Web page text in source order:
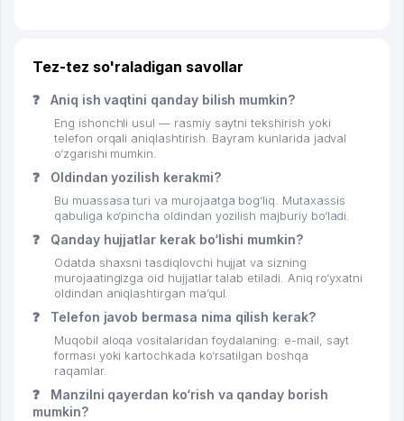
Tez-tez so'raladigan savollar
❓ Aniq ish vaqtini qanday bilish mumkin?
Eng ishonchli usul — rasmiy saytni tekshirish yoki
telefon orqali aniqlashtirish. Bayram kunlarida jadval
o‘zgarishi mumkin.
❓ Oldindan yozilish kerakmi?
Bu muassasa turi va murojaatga bog‘liq. Mutaxassis
qabuliga ko‘pincha oldindan yozilish majburiy bo‘ladi.
❓ Qanday hujjatlar kerak bo‘lishi mumkin?
Odatda shaxsni tasdiqlovchi hujjat va sizning
murojaatingizga oid hujjatlar talab etiladi. Aniq ro‘yxatni
oldindan aniqlashtirgan ma’qul.
❓ Telefon javob bermasa nima qilish kerak?
Muqobil aloqa vositalaridan foydalaning: e-mail, sayt
formasi yoki kartochkada ko‘rsatilgan boshqa
raqamlar.
❓
Manzilni qayerdan ko‘rish va qanday borish
mumkin?